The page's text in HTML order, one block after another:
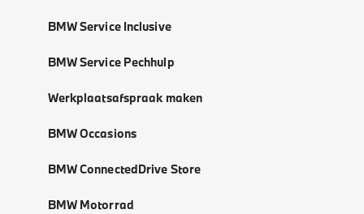
BMW Service Inclusive
BMW Service Pechhulp
Werkplaatsafspraak maken
BMW Occasions
BMW ConnectedDrive Store
BMW Motorrad